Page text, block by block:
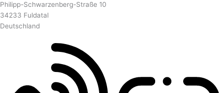
Philipp-Schwarzenberg-Straße 10
34233 Fuldatal
Deutschland